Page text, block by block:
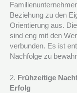
Beziehung zu den
Orientierung aus.
sind eng mit den
verbunden. Es ist
Nachfolge zu
2. Frühzeitige
Erfolg